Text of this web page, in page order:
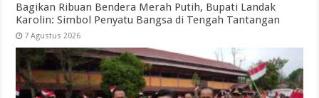
Bagikan Ribuan Bendera Merah Putih, Bupati Landak
Karolin: Simbol Penyatu Bangsa di Tengah Tantangan
7 Agustus 2026